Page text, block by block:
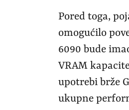
Pored toga,
omogućilo
6090 bude
VRAM
upotrebi brže
ukupne